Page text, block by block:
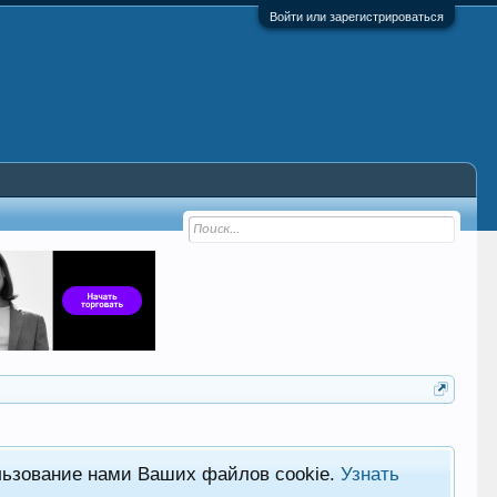
Войти или зарегистрироваться
нами Ваших файлов cookie.Узнать